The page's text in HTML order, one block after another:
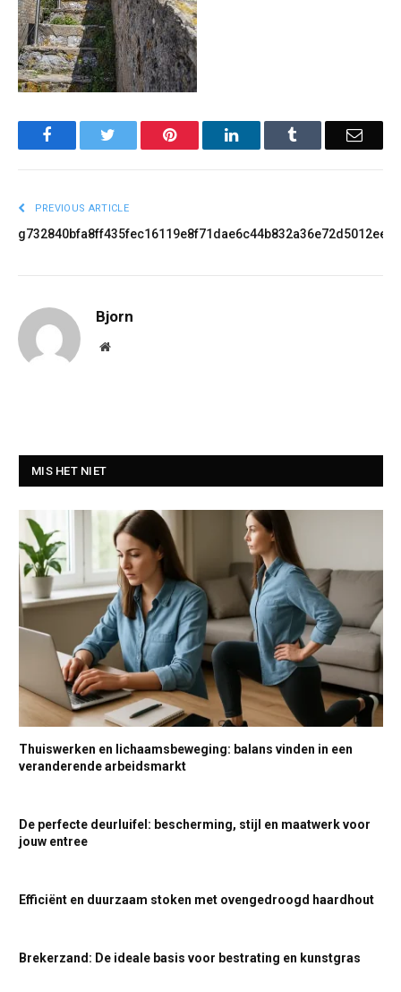
Facebook Pinterest LinkedIn Email
PREVIOUS ARTICLE
Bjorn
Website
MIS HET NIET
Thuiswerken en lichaamsbeweging: balans vinden in een
veranderende arbeidsmarkt
De perfecte deurluifel: bescherming, stijl en maatwerk voor
jouw entree
Efficiënt en duurzaam stoken met ovengedroogd haardhout
Brekerzand: De ideale basis voor bestrating en kunstgras